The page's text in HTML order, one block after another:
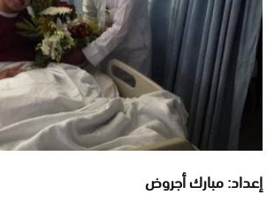
إعداد: مبارك أجروض